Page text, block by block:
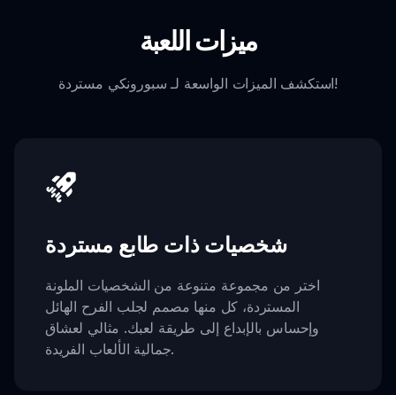
ميزات اللعبة
استكشف الميزات الواسعة لـ سبورونكي مستردة!
شخصيات ذات طابع مستردة
اختر من مجموعة متنوعة من الشخصيات الملونة
المستردة، كل منها مصمم لجلب الفرح الهائل
وإحساس بالإبداع إلى طريقة لعبك. مثالي لعشاق
جمالية الألعاب الفريدة.